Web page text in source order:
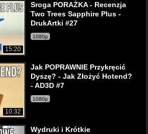
15:20
Sroga PORAŻKA - Recenzja
Two Trees Sapphire Plus -
DrukArtki #27
1080p
10:32
Jak POPRAWNIE Przykręcić
Dyszę? - Jak Złożyć Hotend?
- AD3D #7
1080p
Wydruki i Krótkie